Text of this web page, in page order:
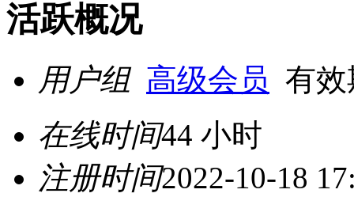
活跃概况
用户组 高级会员 有效
在线时间44 小时
注册时间2022-10-18